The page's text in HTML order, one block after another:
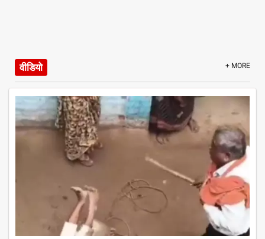
वीडियो + MORE